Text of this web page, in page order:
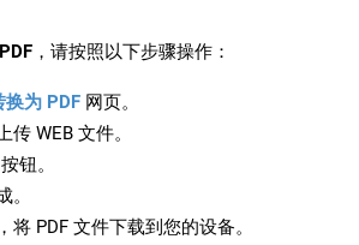
，请按照以下步骤操作：
换为 PDF 网页。
传 WEB 文件。
按钮。
。
将 PDF 文件下载到您的设备。